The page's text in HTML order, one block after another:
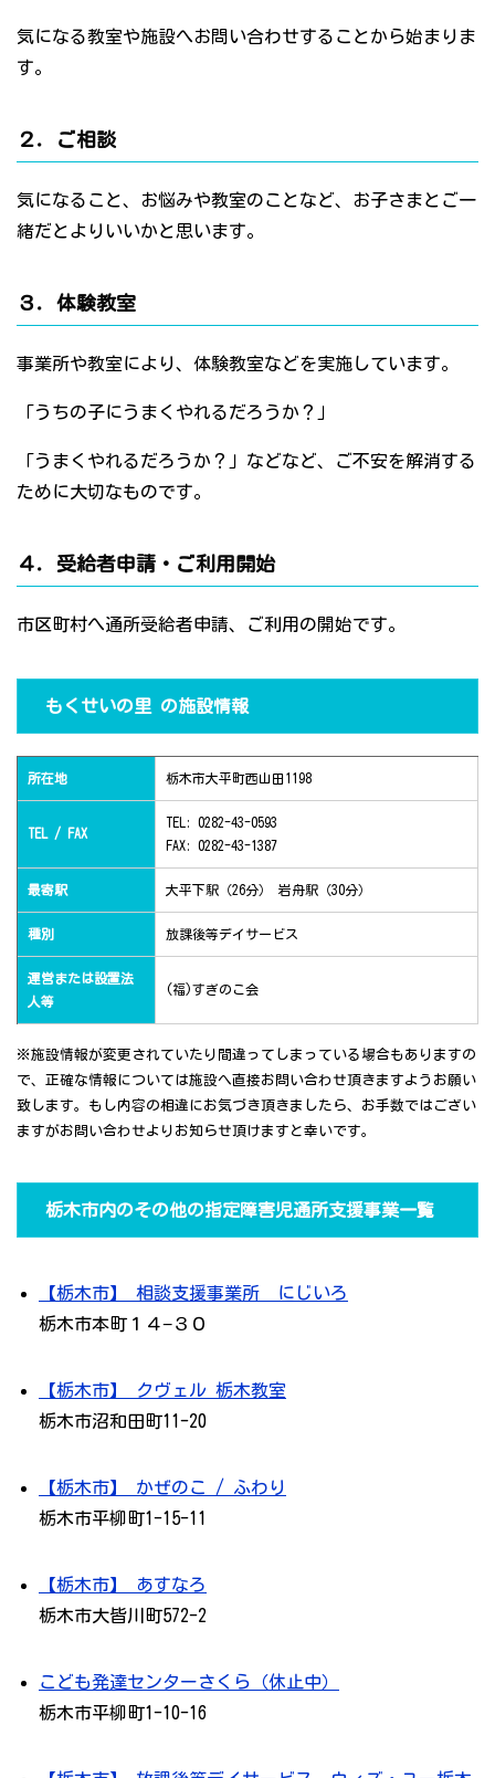
気になる教室や施設へお問い合わせすることから始まりま
す。
２．ご相談
気になること、お悩みや教室のことなど、お子さまとご一
緒だとよりいいかと思います。
３．体験教室
事業所や教室により、体験教室などを実施しています。
「うちの子にうまくやれるだろうか？」
「うまくやれるだろうか？」などなど、ご不安を解消する
ために大切なものです。
４．受給者申請・ご利用開始
市区町村へ通所受給者申請、ご利用の開始です。
もくせいの里 の施設情報
所在地 栃木市大平町西山田1198
TEL / FAX
TEL: 0282-43-0593
FAX: 0282-43-1387
最寄駅 大平下駅（26分） 岩舟駅（30分）
種別 放課後等デイサービス
運営または設置法
人等
(福)すぎのこ会
※施設情報が変更されていたり間違ってしまっている場合もありますの
で、正確な情報については施設へ直接お問い合わせ頂きますようお願い
致します。もし内容の相違にお気づき頂きましたら、お手数ではござい
ますがお問い合わせよりお知らせ頂けますと幸いです。
栃木市内のその他の指定障害児通所支援事業一覧
【栃木市】 相談支援事業所 にじいろ
栃木市本町１４−３０
【栃木市】 クヴェル 栃木教室
栃木市沼和田町11-20
【栃木市】 かぜのこ / ふわり
栃木市平柳町1-15-11
【栃木市】 あすなろ
栃木市大皆川町572-2
こども発達センターさくら（休止中）
栃木市平柳町1-10-16